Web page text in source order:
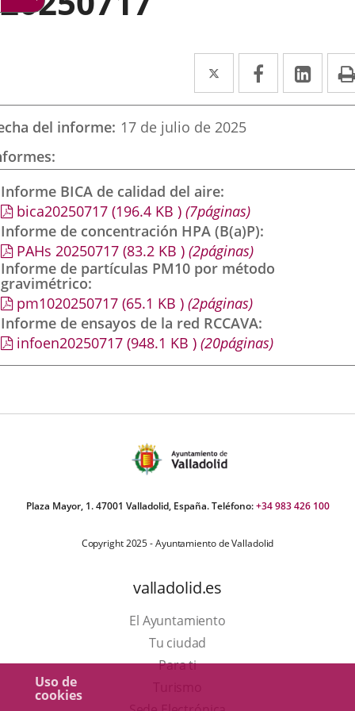
Uso de
cookies
Twitter
Enlace
a
una
externa.
Facebook
Enlace
a
externa.
a
del informe 17 de julio de 2025
Informe BICA de calidad del aire
bica20250717 (196.4 KB ) (7páginas)
Informe de concentración HPA (B(a)P)
PAHs 20250717 (83.2 KB ) (2páginas)
Informe de partículas PM10 por método
gravimétrico
pm1020250717 (65.1 KB ) (2páginas)
Informe de ensayos de la red RCCAVA
infoen20250717 (948.1 KB ) (20páginas)
Plaza Mayor, 1. 47001 Valladolid, España. Teléfono:+34 983 426 100
Copyright 2025 - Ayuntamiento de Valladolid
valladolid.es
El Ayuntamiento
Tu ciudad
Para ti